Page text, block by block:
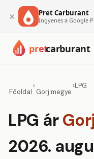
× Pret Carburant
Ingyenes a Google
Főoldal
›
Gorj megye
›LPG
LPG árGorj
2026.